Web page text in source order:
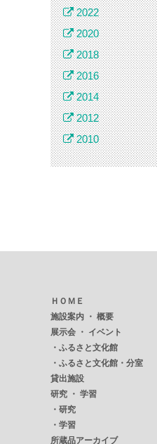
2022
2020
2018
2016
2014
2012
2010
ＨＯＭＥ
施設案内 ・ 概要
展示会 ・ イベント
・ ふるさと文化館
・ ふるさと文化館・分室
貸出施設
研究 ・ 学習
・ 研究
・ 学習
所蔵品アーカイブ